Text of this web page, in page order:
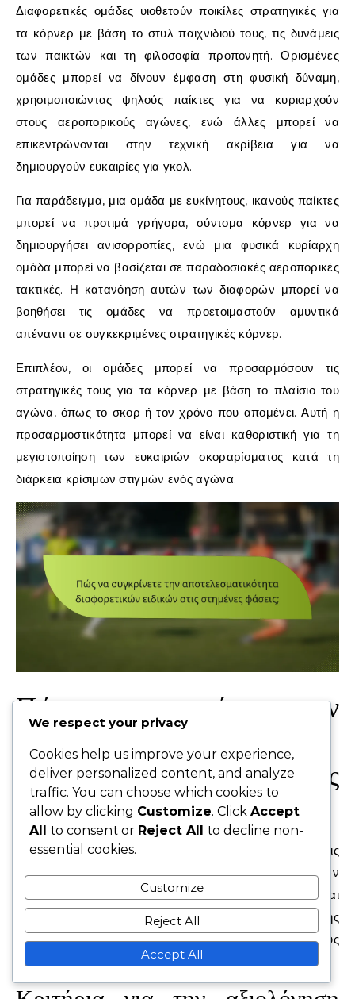
Διαφορετικές ομάδες υιοθετούν ποικίλες στρατηγικές για
τα κόρνερ με βάση το στυλ παιχνιδιού τους, τις δυνάμεις
των παικτών και τη φιλοσοφία προπονητή. Ορισμένες
ομάδες μπορεί να δίνουν έμφαση στη φυσική δύναμη,
χρησιμοποιώντας ψηλούς παίκτες για να κυριαρχούν
στους αεροπορικούς αγώνες, ενώ άλλες μπορεί να
επικεντρώνονται στην τεχνική ακρίβεια για να
δημιουργούν ευκαιρίες για γκολ.
Για παράδειγμα, μια ομάδα με ευκίνητους, ικανούς παίκτες
μπορεί να προτιμά γρήγορα, σύντομα κόρνερ για να
δημιουργήσει ανισορροπίες, ενώ μια φυσικά κυρίαρχη
ομάδα μπορεί να βασίζεται σε παραδοσιακές αεροπορικές
τακτικές. Η κατανόηση αυτών των διαφορών μπορεί να
βοηθήσει τις ομάδες να προετοιμαστούν αμυντικά
απέναντι σε συγκεκριμένες στρατηγικές κόρνερ.
Επιπλέον, οι ομάδες μπορεί να προσαρμόσουν τις
στρατηγικές τους για τα κόρνερ με βάση το πλαίσιο του
αγώνα, όπως το σκορ ή τον χρόνο που απομένει. Αυτή η
προσαρμοστικότητα μπορεί να είναι καθοριστική για τη
μεγιστοποίηση των ευκαιριών σκοραρίσματος κατά τη
διάρκεια κρίσιμων στιγμών ενός αγώνα.
Πώς να συγκρίνετε την
αποτελεσματικότητα
διαφορετικών ειδικών στις
στημένες φάσεις;
Η σύγκριση της αποτελεσματικότητας των ειδικών στις
στημένες φάσεις περιλαμβάνει την ανάλυση των
ποσοστών επιτυχίας τους σε ελεύθερες βολές, πέναλτι και
κόρνερ. Βασικές μετρικές όπως τα ποσοστά μετατροπής
και η ακρίβεια βοηθούν να προσδιοριστεί η επίδρασή τους
κατά τη διάρκεια των αγώνων.
We respect your privacy
Cookies help us improve your experience,
deliver personalized content, and analyze
traffic. You can choose which cookies to
allow by clicking Customize. Click Accept
All to consent or Reject All to decline non-
essential cookies.
Customize
Reject All
Accept All